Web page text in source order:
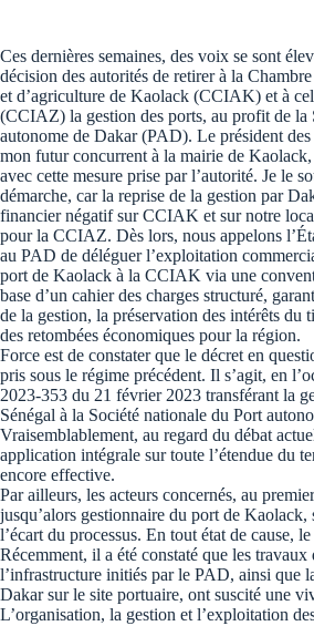
Ces dernières semaines, des voix se sont
décision des autorités de retirer à la
et d’agriculture de Kaolack (CCIAK) et à
(CCIAZ) la gestion des ports, au profit de la
autonome de Dakar (PAD). Le président des
mon futur concurrent à la mairie de
avec cette mesure prise par l’autorité. Je le
démarche, car la reprise de la gestion par
financier négatif sur CCIAK et sur notre
pour la CCIAZ. Dès lors, nous appelons
au PAD de déléguer l’exploitation
port de Kaolack à la CCIAK via une
base d’un cahier des charges structuré,
de la gestion, la préservation des intérêts du
des retombées économiques pour la région.
Force est de constater que le décret en
pris sous le régime précédent. Il s’agit, en
2023-353 du 21 février 2023 transférant la
Sénégal à la Société nationale du Port
Vraisemblablement, au regard du débat
application intégrale sur toute l’étendue du
encore effective.
Par ailleurs, les acteurs concernés, au
jusqu’alors gestionnaire du port de Kaolack,
l’écart du processus. En tout état de cause,
Récemment, il a été constaté que les travaux
l’infrastructure initiés par le PAD, ainsi que
Dakar sur le site portuaire, ont suscité une
L’organisation, la gestion et l’exploitation